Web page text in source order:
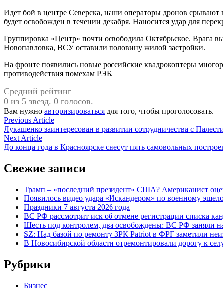
Идет бой в центре Северска, наши операторы дронов срывают
будет освобожден в течении декабря. Наносится удар для
Группировка «Центр» почти освободила Октябрьское. Врага
Новопавловка, ВСУ оставили половину жилой застройки.
На фронте появились новые российские квадрокоптеры
противодействия помехам РЭБ.
Средний рейтинг
0 из 5 звезд. 0 голосов.
Вам нужно авторизироваться для того, чтобы проголосовать.
Навигация
по
записям
Previous ArticlePrevious
article:
Лукашенко заинтересован в развитии сотрудничества с
Next ArticleNext
article:
До конца года в Красноярске снесут пять самовольных
Свежие записи
Трамп – «последний президент» США? Американист
Появилось видео удара «Искандером» по военному
Праздники 7 августа 2026 года
ВС РФ рассмотрит иск об отмене регистрации списка
Шесть под контролем, два освобождены: ВС РФ заняли
SZ: Над базой по ремонту ЗРК Patriot в ФРГ заметили
В Новосибирской области отремонтировали дорогу к
Рубрики
Бизнес